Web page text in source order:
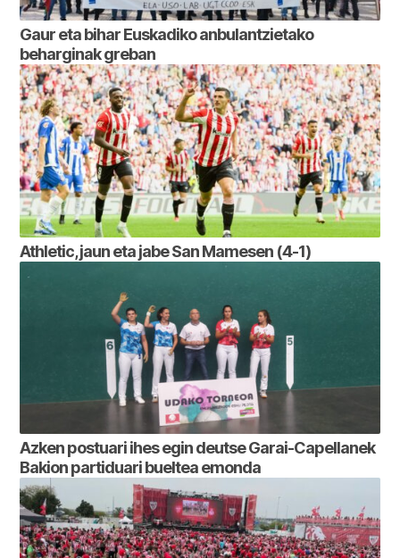
Gaur eta bihar Euskadiko anbulantzietako
beharginak greban
Athletic, jaun eta jabe San Mamesen (4-1)
Azken postuari ihes egin deutse Garai-Capellanek
Bakion partiduari bueltea emonda